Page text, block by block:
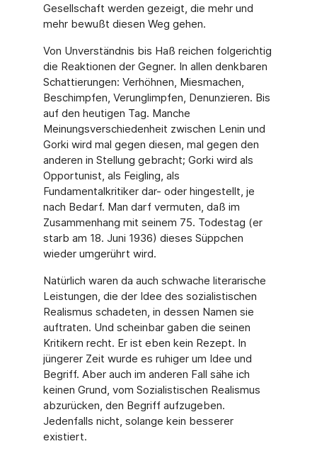
Gesellschaft werden gezeigt, die mehr und
mehr bewußt diesen Weg gehen.
Von Unverständnis bis Haß reichen folgerichtig
die Reaktionen der Gegner. In allen denkbaren
Schattierungen: Verhöhnen, Miesmachen,
Beschimpfen, Verunglimpfen, Denunzieren. Bis
auf den heutigen Tag. Manche
Meinungsverschiedenheit zwischen Lenin und
Gorki wird mal gegen diesen, mal gegen den
anderen in Stellung gebracht; Gorki wird als
Opportunist, als Feigling, als
Fundamentalkritiker dar- oder hingestellt, je
nach Bedarf. Man darf vermuten, daß im
Zusammenhang mit seinem 75. Todestag (er
starb am 18. Juni 1936) dieses Süppchen
wieder umgerührt wird.
Natürlich waren da auch schwache literarische
Leistungen, die der Idee des sozialistischen
Realismus schadeten, in dessen Namen sie
auftraten. Und scheinbar gaben die seinen
Kritikern recht. Er ist eben kein Rezept. In
jüngerer Zeit wurde es ruhiger um Idee und
Begriff. Aber auch im anderen Fall sähe ich
keinen Grund, vom Sozialistischen Realismus
abzurücken, den Begriff aufzugeben.
Jedenfalls nicht, solange kein besserer
existiert.